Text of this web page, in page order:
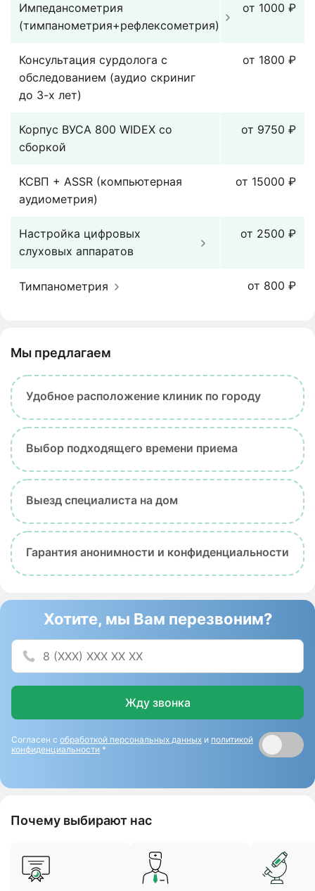
Импедансометрия
(тимпанометрия+рефлексометрия)
от 1000 ₽
Консультация сурдолога с
обследованием (аудио скриниг
до 3-х лет)
от 1800 ₽
Корпус ВУСА 800 WIDEX со
сборкой
от 9750 ₽
КСВП + ASSR (компьютерная
аудиометрия)
от 15000 ₽
Настройка цифровых
слуховых аппаратов
от 2500 ₽
Тимпанометрия от 800 ₽
Мы предлагаем
Удобное расположение клиник по городу
Выбор подходящего времени приема
Выезд специалиста на дом
Гарантия анонимности и конфиденциальности
Хотите, мы Вам перезвоним?
Жду звонка
Согласен с обработкой персональных данных и политикой
конфиденциальности *
Почему выбирают нас